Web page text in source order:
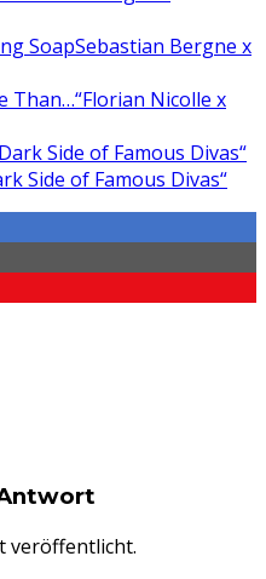
Sebastian Bergne x
Florian Nicolle x
Side of Famous Divas“
veröffentlicht.